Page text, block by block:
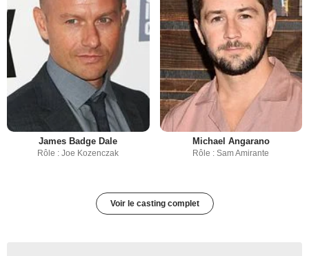
James Badge Dale
Rôle : Joe Kozenczak
Michael Angarano
Rôle : Sam Amirante
Voir le casting complet